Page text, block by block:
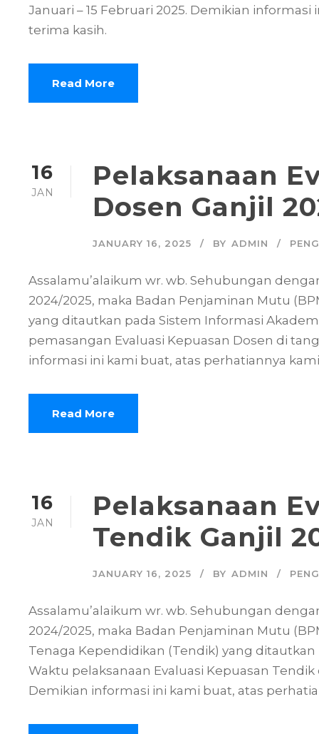
Januari – 15 Februari 2025. Demikian
terima kasih.
Read More
16
JAN
Pelaksanaan
Dosen Ganjil
JANUARY 16, 2025 BY ADMIN
Assalamu’alaikum wr. wb. Sehubungan
2024/2025, maka Badan Penjaminan Mutu
yang ditautkan pada Sistem Informasi
pemasangan Evaluasi Kepuasan Dosen di
informasi ini kami buat, atas perhatiannya
Read More
16
JAN
Pelaksanaan
Tendik Ganjil
JANUARY 16, 2025 BY ADMIN
Assalamu’alaikum wr. wb. Sehubungan
2024/2025, maka Badan Penjaminan Mutu
Tenaga Kependidikan (Tendik) yang
Waktu pelaksanaan Evaluasi Kepuasan Tendik
Demikian informasi ini kami buat, atas